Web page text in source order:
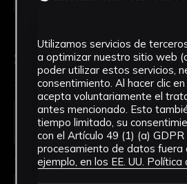
Solicitud de Servicio
Tipo de solicitud *
Tipo de uso *
Utilizamos servicios de
a optimizar nuestro sitio web
poder utilizar estos servicios,
consentimiento. Al hacer clic
acepta voluntariamente el
antes mencionado. Esto
tiempo limitado, su
con el Artículo 49 (1) (a) GDPR
procesamiento de datos fuera
ejemplo, en los EE. UU. Política